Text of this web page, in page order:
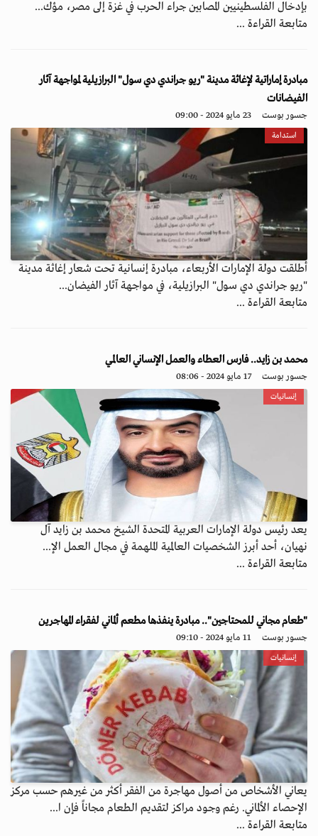
بإدخال الفلسطينيين المصابين جراء الحرب في غزة إلى مصر، مؤك...
متابعة القراءة ...
مبادرة إماراتية لإغاثة مدينة "ريو جراندي دي سول" البرازيلية لمواجهة آثار
الفيضانات
جسور بوست 23 مايو 2024 - 09:00
استدامة
أطلقت دولة الإمارات الأربعاء، مبادرة إنسانية تحت شعار إغاثة مدينة
"ريو جراندي دي سول" البرازيلية، في مواجهة آثار الفيضان...
متابعة القراءة ...
محمد بن زايد.. فارس العطاء والعمل الإنساني العالمي
جسور بوست 17 مايو 2024 - 08:06
إنسانيات
يعد رئيس دولة الإمارات العربية المتحدة الشيخ محمد بن زايد آل
نهيان، أحد أبرز الشخصيات العالمية الملهمة في مجال العمل الإ...
متابعة القراءة ...
"طعام مجاني للمحتاجين".. مبادرة ينفذها مطعم ألماني لفقراء المهاجرين
جسور بوست 11 مايو 2024 - 09:10
إنسانيات
يعاني الأشخاص من أصول مهاجرة من الفقر أكثر من غيرهم حسب مركز
الإحصاء الألماني. رغم وجود مراكز لتقديم الطعام مجاناً فإن ا...
متابعة القراءة ...